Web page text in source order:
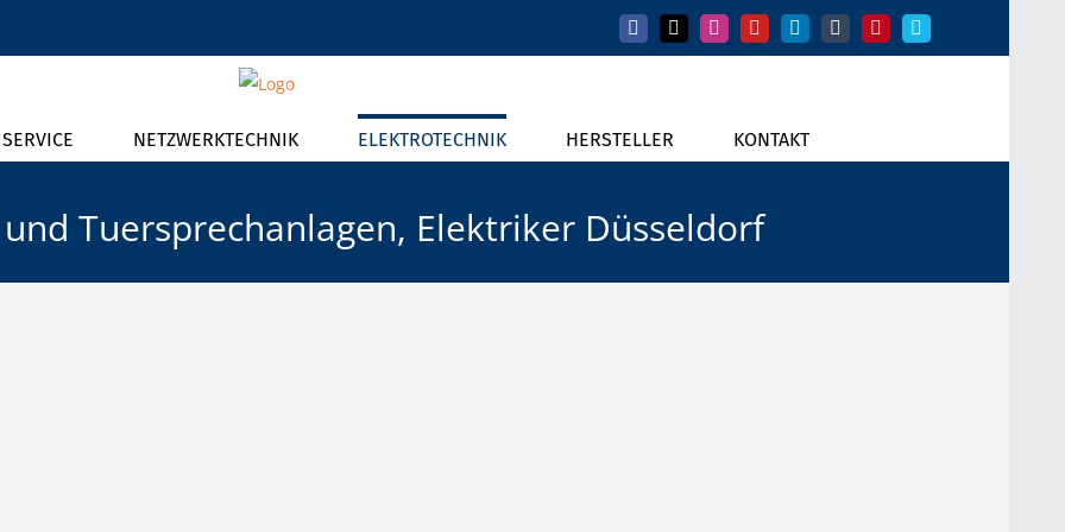
Facebook
X InstagramYouTubeLinkedIn
TumblrPinterestVimeo
NETZWERKTECHNIK ELEKTROTECHNIK HERSTELLER KONTAKT
Tuersprechanlagen, Elektriker Düsseldorf